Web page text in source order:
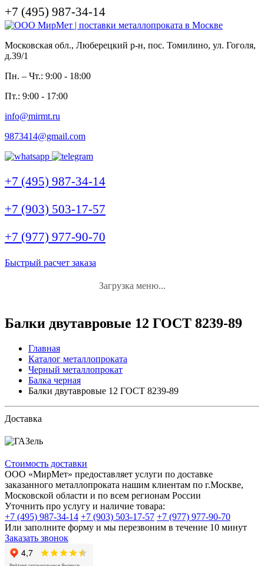
+7 (495) 987-34-14
Московская обл., Люберецкий р-н, пос. Томилино, ул. Гоголя,
д.39/1
Пн. – Чт.: 9:00 - 18:00
Пт.: 9:00 - 17:00
info@mirmt.ru
9873414@gmail.com
+7 (495) 987-34-14
+7 (903) 503-17-57
+7 (977) 977-90-70
Быстрый расчет заказа
Загрузка меню...
Балки двутавровые 12 ГОСТ 8239-89
Главная
Каталог металлопроката
Черный металлопрокат
Балка черная
Балки двутавровые 12 ГОСТ 8239-89
Доставка
Стоимость доставки
ООО «МирМет» предоставляет услуги по доставке
заказанного металлопроката нашим клиентам по г.Москве,
Московской области и по всем регионам России
Уточнить про услугу и наличие товара:
+7 (495) 987-34-14 +7 (903) 503-17-57 +7 (977) 977-90-70
Или заполните форму и мы перезвоним в течение 10 минут
Заказать звонок